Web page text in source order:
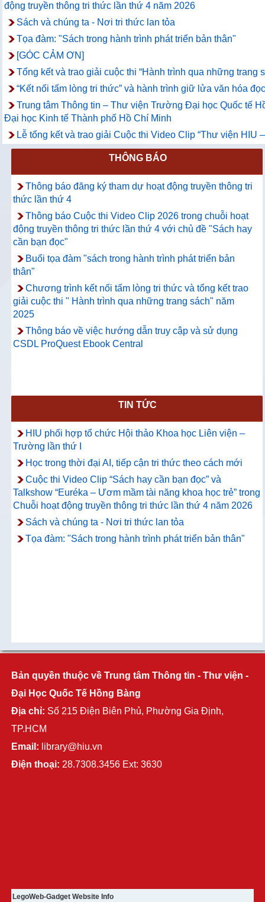
động truyền thông tri thức lần thứ 4 năm 2026
Sách và chúng ta - Nơi tri thức lan tỏa
Tọa đàm: "Sách trong hành trình phát triển bản thân"
[GÓC CẢM ƠN]
Tổng kết và trao giải cuộc thi “Hành trình qua những trang
“Kết nối tấm lòng tri thức” và hành trình giữ lửa văn hóa
Trung tâm Thông tin – Thư viện Trường Đại học Quốc tế
Đại học Kinh tế Thành phố Hồ Chí Minh
Lễ tổng kết và trao giải Cuộc thi Video Clip “Thư viện HIU
THÔNG BÁO
Thông báo đăng ký tham dự hoạt động truyền thông tri
thức lần thứ 4
Thông báo Cuộc thi Video Clip 2026 trong chuỗi hoạt
động truyền thông tri thức lần thứ 4 với chủ đề "Sách hay
cần bạn đọc"
Buổi tọa đàm "sách trong hành trình phát triển bản
thân"
Chương trình kết nối tấm lòng tri thức và tổng kết trao
giải cuộc thi " Hành trình qua những trang sách" năm
2025
Thông báo về việc hướng dẫn truy cập và sử dụng
CSDL ProQuest Ebook Central
TIN TỨC
HIU phối hợp tổ chức Hội thảo Khoa học Liên viện –
Trường lần thứ I
Học trong thời đại AI, tiếp cận tri thức theo cách mới
Cuộc thi Video Clip “Sách hay cần bạn đọc” và
Talkshow “Euréka – Ươm mầm tài năng khoa học trẻ” trong
Chuỗi hoạt động truyền thông tri thức lần thứ 4 năm 2026
Sách và chúng ta - Nơi tri thức lan tỏa
Tọa đàm: "Sách trong hành trình phát triển bản thân"
Bản quyền thuộc về Trung tâm Thông tin - Thư viện -
Đại Học Quốc Tế Hồng Bàng
Địa chỉ: Số 215 Điện Biên Phủ, Phường Gia Định,
TP.HCM
Email: library@hiu.vn
Điện thoại: 28.7308.3456 Ext: 3630
LegoWeb-Gadget Website Info